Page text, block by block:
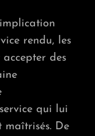
rendu, les
des
qui lui
maîtrisés. De